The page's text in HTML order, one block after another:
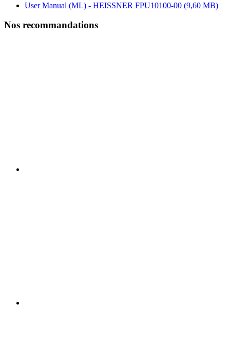
User Manual (ML) - HEISSNER FPU10100-00 (9,60 MB)
Nos recommandations